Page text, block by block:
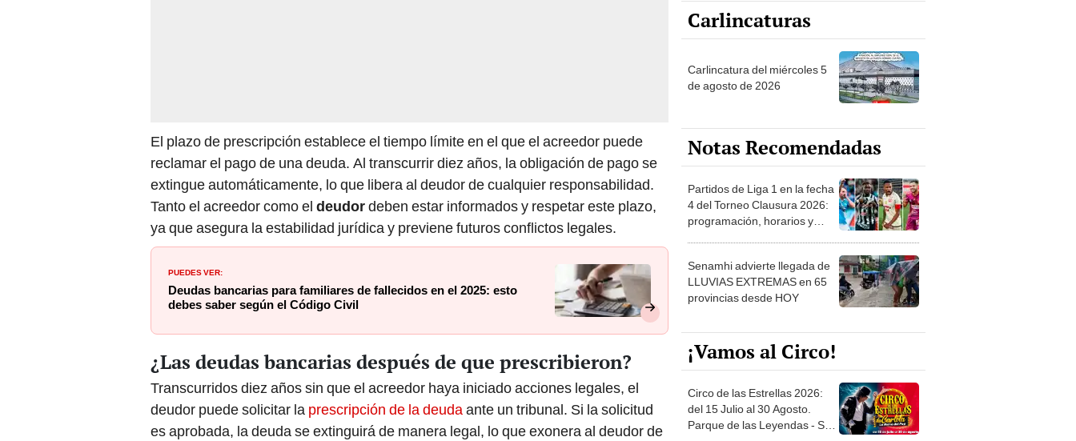
El plazo de prescripción establece el tiempo límite en el que el acreedor puede
reclamar el pago de una deuda. Al transcurrir diez años, la obligación de pago se
extingue automáticamente, lo que libera al deudor de cualquier responsabilidad.
Tanto el acreedor como el deudordeben estar informados y respetar este plazo,
ya que asegura la estabilidad jurídica y previene futuros conflictos legales.
PUEDES VER:
Deudas bancarias para familiares de fallecidos en el 2025: esto
debes saber según el Código Civil
¿Las deudas bancarias después de que prescribieron?
Transcurridos diez años sin que el acreedor haya iniciado acciones legales, el
deudor puede solicitar la prescripción de la deudaante un tribunal. Si la solicitud
es aprobada, la deuda se extinguirá de manera legal, lo que exonera al deudor de
Carlincaturas
Carlincatura del miércoles 5
de agosto de 2026
Notas Recomendadas
Partidos de Liga 1 en la fecha
4 del Torneo Clausura 2026:
programación, horarios y
Senamhi advierte llegada de
LLUVIAS EXTREMAS en 65
provincias desde HOY
¡Vamos al Circo!
Circo de las Estrellas 2026:
del 15 Julio al 30 Agosto.
Parque de las Leyendas - San